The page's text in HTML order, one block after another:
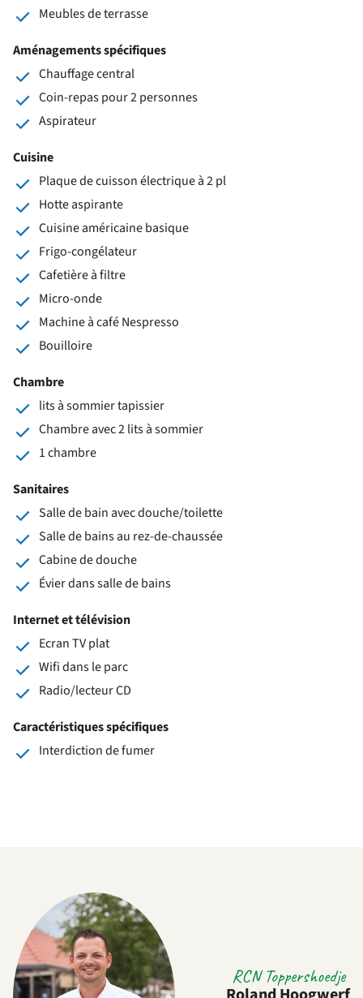
Meubles de terrasse
Aménagements spécifiques
Chauffage central
Coin-repas pour 2 personnes
Aspirateur
Cuisine
Plaque de cuisson électrique à 2 pl
Hotte aspirante
Cuisine américaine basique
Frigo-congélateur
Cafetière à filtre
Micro-onde
Machine à café Nespresso
Bouilloire
Chambre
lits à sommier tapissier
Chambre avec 2 lits à sommier
1 chambre
Sanitaires
Salle de bain avec douche/toilette
Salle de bains au rez-de-chaussée
Cabine de douche
Évier dans salle de bains
Internet et télévision
Ecran TV plat
Wifi dans le parc
Radio/lecteur CD
Caractéristiques spécifiques
Interdiction de fumer
RCN Toppershoedje